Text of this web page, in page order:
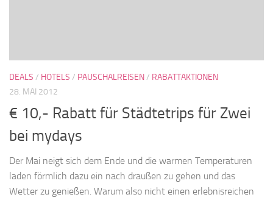
DEALS / HOTELS / PAUSCHALREISEN/ RABATTAKTIONEN
28. MAI 2012
€ 10,- Rabatt für Städtetrips für Zwei
bei mydays
Der Mai neigt sich dem Ende und die warmen Temperaturen
laden förmlich dazu ein nach draußen zu gehen und das
Wetter zu genießen. Warum also nicht einen erlebnisreichen